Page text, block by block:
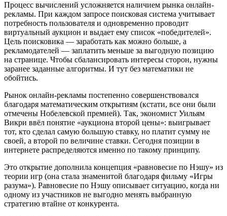
Процесс вычислений усложняется наличием рынка онлайн-
рекламы. При каждом запросе поисковая система учитывает
потребность пользователя и одновременно проводит
виртуальный аукцион и выдает ему список «победителей».
Цель поисковика — заработать как можно больше, а
рекламодателей — заплатить меньше за выгодную позицию
на странице. Чтобы сбалансировать интересы сторон, нужны
заранее заданные алгоритмы. И тут без математики не
обойтись.
Рынок онлайн-рекламы постепенно совершенствовался
благодаря математическим открытиям (кстати, все они были
отмечены Нобелевской премией). Так, экономист Уильям
Викри ввёл понятие «аукциона второй цены»: выигрывает
тот, кто сделал самую большую ставку, но платит сумму не
своей, а второй по величине ставки. Сегодня позиции в
интернете распределяются именно по такому принципу.
Это открытие дополнила концепция «равновесие по Нэшу» из
теории игр (она стала знаменитой благодаря фильму «Игры
разума»). Равновесие по Нэшу описывает ситуацию, когда ни
одному из участников не выгодно менять выбранную
стратегию втайне от конкурента.